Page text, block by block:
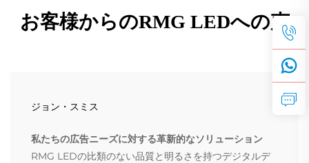
お客様からのRMG LEDへの声
ジョン・スミス
私たちの広告ニーズに対する革新的なソリューション
RMG LEDの比類のない品質と明るさを持つデジタルデ